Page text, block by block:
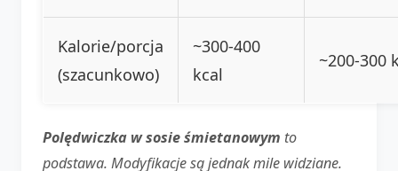
Kalorie/porcja
(szacunkowo)
~300-400
kcal
~200-300
Polędwiczka w sosie śmietanowym to
podstawa. Modyfikacje są jednak mile widziane.